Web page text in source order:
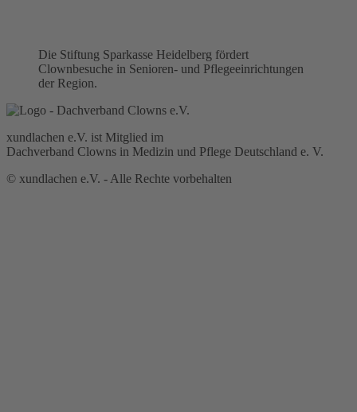
Die Stiftung Sparkasse Heidelberg fördert
Clownbesuche in Senioren- und Pflegeeinrichtungen
der Region.
xundlachen e.V. ist Mitglied im
Dachverband Clowns in Medizin und Pflege Deutschland e. V.
© xundlachen e.V. - Alle Rechte vorbehalten